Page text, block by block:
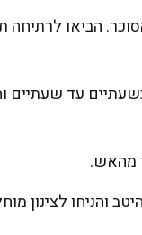
הביאו לרתיחה
עד שעתיים
והניחו לצינון